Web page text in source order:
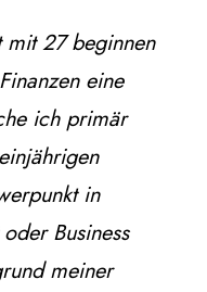
mit 27 beginnen
eine
ich primär
in
Business
meiner